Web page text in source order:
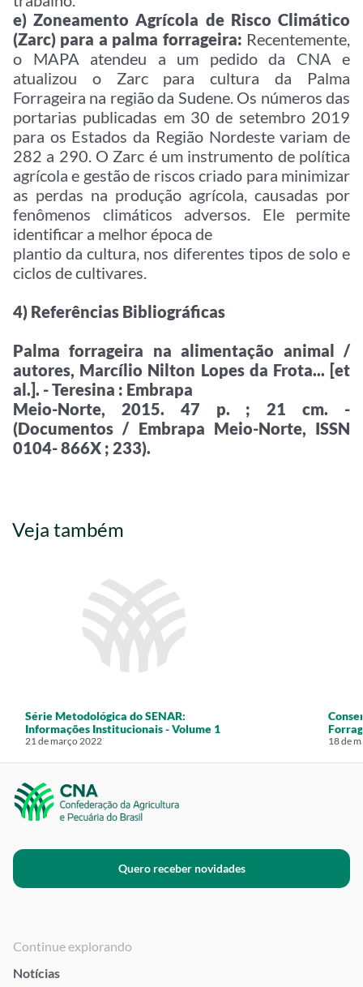
e) Zoneamento Agrícola de Risco Climático
(Zarc) para a palma forrageira: Recentemente,
o MAPA atendeu a um pedido da CNA e
atualizou o Zarc para cultura da Palma
Forrageira na região da Sudene. Os números das
portarias publicadas em 30 de setembro 2019
para os Estados da Região Nordeste variam de
282 a 290. O Zarc é um instrumento de política
agrícola e gestão de riscos criado para minimizar
as perdas na produção agrícola, causadas por
fenômenos climáticos adversos. Ele permite
identificar a melhor época de
plantio da cultura, nos diferentes tipos de solo e
ciclos de cultivares.
4) Referências Bibliográficas
Palma forrageira na alimentação animal /
autores, Marcílio Nilton Lopes da Frota... [et
al.]. - Teresina : Embrapa
Meio-Norte, 2015. 47 p. ; 21 cm. -
(Documentos / Embrapa Meio-Norte, ISSN
0104- 866X ; 233).
Veja também
Série Metodológica do SENAR:
Informações Institucionais - Volume 1
21 de março 2022 18 de
Quero receber novidades
Continue explorando
Notícias